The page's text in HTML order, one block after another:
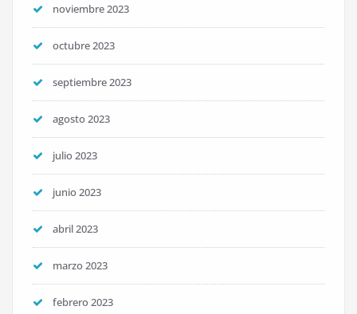
noviembre 2023
octubre 2023
septiembre 2023
agosto 2023
julio 2023
junio 2023
abril 2023
marzo 2023
febrero 2023